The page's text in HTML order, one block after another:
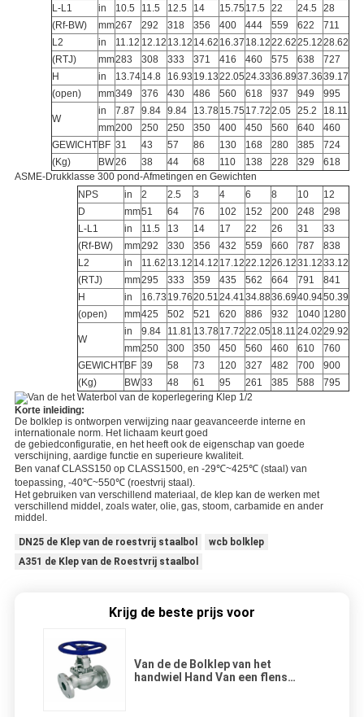
L-L1
in 10.5 11.5 12.5 14 15.75 17.5 22 24.5
28
(Rf-BW)
mm267 292 318 356 400 444 559 622
711
L2
in 11.12 12.12 13.12 14.62 16.37 18.1222.6225.1228.62
(RTJ)
mm283 308 333 371 416 460 575 638
727
H
in 13.7414.8 16.93 19.1322.0524.3336.8937.3639.17
(open)
mm349 376 430 486 560 618 937 949 995
W
in 7.87 9.84 9.84 13.7815.75 17.722.05 25.2
18.11
mm200 250 250 350 400 450 560 640
460
GEWICHT BF 31 43 57 86 130 168 280 385
724
(Kg)
BW26 38 44 68 110 138 228 329
618
ASME-Drukklasse 300 pond-Afmetingen en Gewichten
NPS
in 2 2.5 3 4 6 8 10
12
D
mm51 64 76 102 152 200 248
298
L-L1
in 11.5 13 14 17 22 26 31
33
(Rf-BW)
mm292 330 356 432 559 660 787
838
L2
in 11.62 13.12 14.12 17.1222.1226.1231.1233.12
(RTJ)
mm295 333 359 435 562 664 791
841
H
in 16.73 19.7620.5124.4134.8836.6940.9450.39
(open)
mm425 502 521 620 886 932 1040 1280
W
in 9.84 11.81 13.7817.7222.05 18.11 24.0229.92
mm250 300 350 450 560 460 610
760
GEWICHT BF 39 58 73 120 327 482 700
900
(Kg)
BW33 48 61 95 261 385 588 795
Korte inleiding:
De bolklep is ontworpen verwijzing naar geavanceerde interne en
internationale norm. Het lichaam keurt goed
de gebiedconfiguratie, en het heeft ook de eigenschap van goede
verschijning, aardige functie en superieure kwaliteit.
Ben vanaf CLASS150 op CLASS1500, en -29℃~425℃ (staal) van
toepassing, -40℃~550℃ (roestvrij staal).
Het gebruiken van verschillend materiaal, de klep kan de werken met
verschillend middel, zoals water, olie, gas, stoom, carbamide en ander
middel.
DN25 de Klep van de roestvrij staalbol
wcb bolklep
A351 de Klep van de Roestvrij staalbol
Krijg de beste prijs voor
Van de de Bolklep van het
handwiel Hand Van een flens